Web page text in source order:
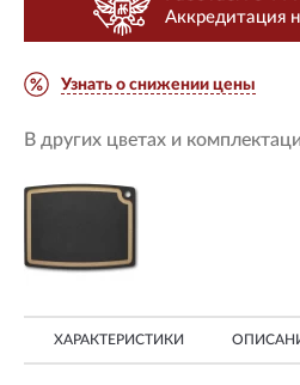
Аккредитация
Узнать о снижении цены
В других цветах и
ХАРАКТЕРИСТИКИ